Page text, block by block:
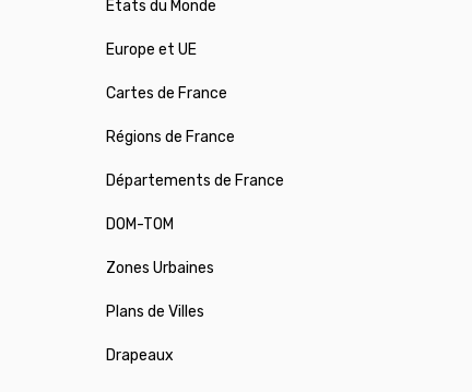
États du Monde
Europe et UE
Cartes de France
Régions de France
Départements de France
DOM-TOM
Zones Urbaines
Plans de Villes
Drapeaux